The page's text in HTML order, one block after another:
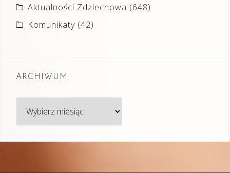
Aktualności Zdziechowa (648)
Komunikaty (42)
ARCHIWUM